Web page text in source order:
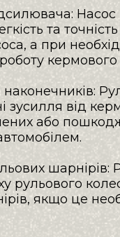
та
а при
зусилля від
або
шарнірів:
рульового
якщо це